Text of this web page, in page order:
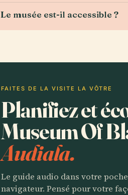
Le musée est-il accessible ?
FAITES DE LA VISITE LA VÔTRE
Planifiez et
Museum Of
Audiala.
Le guide audio dans votre
navigateur. Pensé pour votre